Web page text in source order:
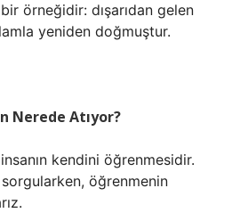
örneğidir: dışarıdan gelen
yeniden doğmuştur.
Nerede Atıyor?
kendini öğrenmesidir.
öğrenmenin